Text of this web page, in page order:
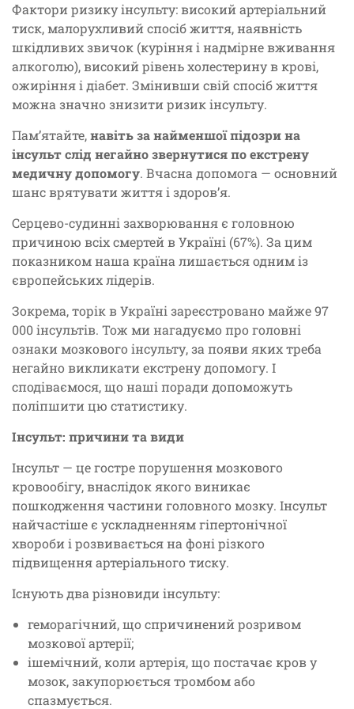
Фактори ризику інсульту: високий артеріальний
тиск, малорухливий спосіб життя, наявність
шкідливих звичок (куріння і надмірне вживання
алкоголю), високий рівень холестерину в крові,
ожиріння і діабет. Змінивши свій спосіб життя
можна значно знизити ризик інсульту.
Пам’ятайте,навіть за найменшої підозри на
інсульт слід негайно звернутися по екстрену
медичну допомогу. Вчасна допомога — основний
шанс врятувати життя і здоров’я.
Серцево-судинні захворювання є головною
причиною всіх смертей в Україні (67%). За цим
показником наша країна лишається одним із
європейських лідерів.
Зокрема, торік в Україні зареєстровано майже 97
000 інсультів. Тож ми нагадуємо про головні
ознаки мозкового інсульту, за появи яких треба
негайно викликати екстрену допомогу. І
сподіваємося, що наші поради допоможуть
поліпшити цю статистику.
Інсульт: причини та види
Інсульт — це гостре порушення мозкового
кровообігу, внаслідок якого виникає
пошкодження частини головного мозку. Інсульт
найчастіше є ускладненням гіпертонічної
хвороби і розвивається на фоні різкого
підвищення артеріального тиску.
Існують два різновиди інсульту:
геморагічний, що спричинений розривом
мозкової артерії;
ішемічний, коли артерія, що постачає кров у
мозок, закупорюється тромбом або
спазмується.